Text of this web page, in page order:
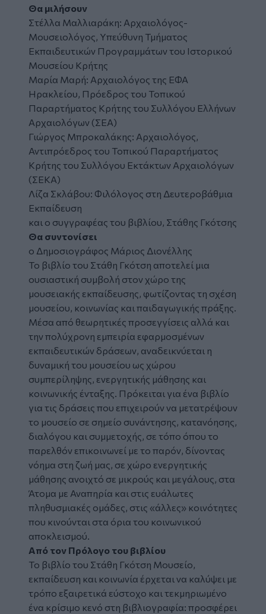
Θα μιλήσουν
Στέλλα Μαλλιαράκη: Αρχαιολόγος-
Μουσειολόγος, Υπεύθυνη Τμήματος
Εκπαιδευτικών Προγραμμάτων του Ιστορικού
Μουσείου Κρήτης
Μαρία Μαρή: Αρχαιολόγος της ΕΦΑ
Ηρακλείου, Πρόεδρος του Τοπικού
Παραρτήματος Κρήτης του Συλλόγου Ελλήνων
Αρχαιολόγων (ΣΕΑ)
Γιώργος Μπροκαλάκης: Αρχαιολόγος,
Αντιπρόεδρος του Τοπικού Παραρτήματος
Κρήτης του Συλλόγου Εκτάκτων Αρχαιολόγων
(ΣΕΚΑ)
Λίζα Σκλάβου: Φιλόλογος στη Δευτεροβάθμια
Εκπαίδευση
και ο συγγραφέας του βιβλίου, Στάθης Γκότσης
Θα συντονίσει
ο Δημοσιογράφος Μάριος Διονέλλης
Το βιβλίο του Στάθη Γκότση αποτελεί μια
ουσιαστική συμβολή στον χώρο της
μουσειακής εκπαίδευσης, φωτίζοντας τη σχέση
μουσείου, κοινωνίας και παιδαγωγικής πράξης.
Μέσα από θεωρητικές προσεγγίσεις αλλά και
την πολύχρονη εμπειρία εφαρμοσμένων
εκπαιδευτικών δράσεων, αναδεικνύεται η
δυναμική του μουσείου ως χώρου
συμπερίληψης, ενεργητικής μάθησης και
κοινωνικής ένταξης. Πρόκειται για ένα βιβλίο
για τις δράσεις που επιχειρούν να μετατρέψουν
το μουσείο σε σημείο συνάντησης, κατανόησης,
διαλόγου και συμμετοχής, σε τόπο όπου το
παρελθόν επικοινωνεί με το παρόν, δίνοντας
νόημα στη ζωή μας, σε χώρο ενεργητικής
μάθησης ανοιχτό σε μικρούς και μεγάλους, στα
Άτομα με Αναπηρία και στις ευάλωτες
πληθυσμιακές ομάδες, στις «άλλες» κοινότητες
που κινούνται στα όρια του κοινωνικού
αποκλεισμού.
Από τον Πρόλογο του βιβλίου
Το βιβλίο του Στάθη Γκότση Μουσείο,
εκπαίδευση και κοινωνία έρχεται να καλύψει με
τρόπο εξαιρετικά εύστοχο και τεκμηριωμένο
ένα κρίσιμο κενό στη βιβλιογραφία: προσφέρει